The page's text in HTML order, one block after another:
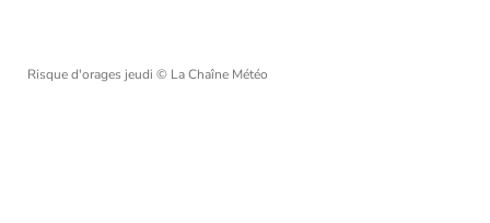
Risque d'orages jeudi © La Chaîne Météo